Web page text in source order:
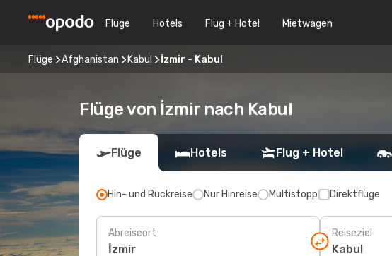
Flüge Hotels Flug + Hotel Mietwagen
Flüge Afghanistan Kabul İzmir - Kabul
Flüge von İzmir nach Kabul
Flüge Hotels Flug + Hotel
Hin- und Rückreise Nur Hinreise Multistopp Direktflüge
Abreiseort Reiseziel